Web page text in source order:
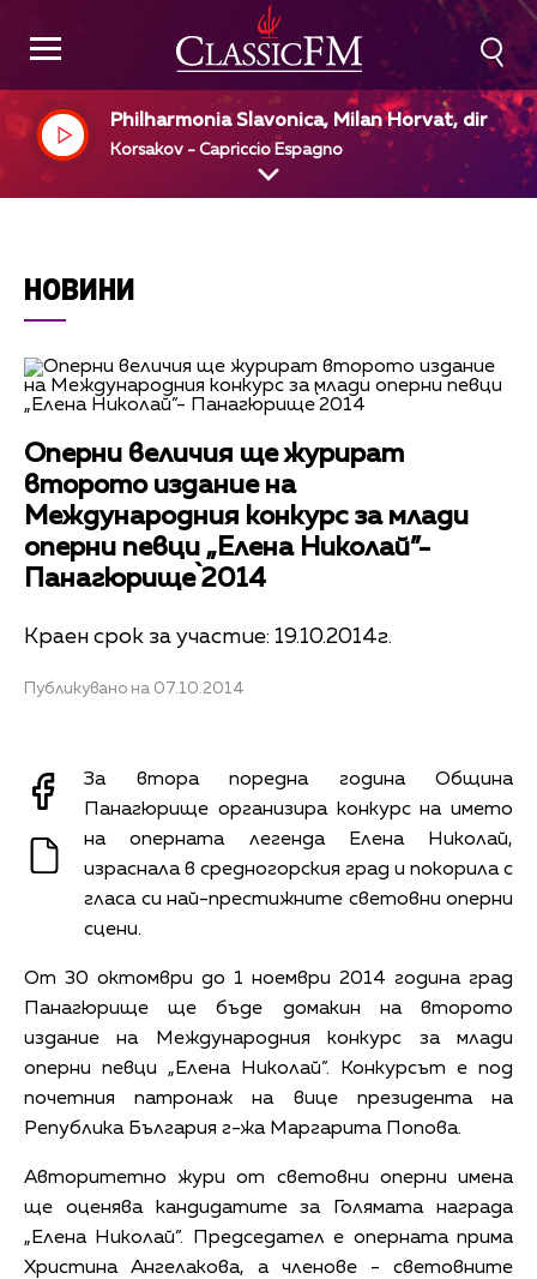
Philharmonia Slavonica, Milan Horvat, dir
Korsakov - Capriccio Espagno
НОВИНИ
Оперни величия ще журират
второто издание на
Международния конкурс за млади
оперни певци „Елена Николай”-
Панагюрище`2014
Краен срок за участие: 19.10.2014г.
Публикувано на 07.10.2014
За втора поредна година Община
Панагюрище организира конкурс на името
на оперната легенда Елена Николай,
израснала в средногорския град и покорила с
гласа си най-престижните световни оперни
сцени.
От 30 октомври до 1 ноември 2014 година град
Панагюрище ще бъде домакин на второто
издание на Международния конкурс за млади
оперни певци „Елена Николай”. Конкурсът е под
почетния патронаж на вице президента на
Република България г-жа Маргарита Попова.
Авторитетно жури от световни оперни имена
ще оценява кандидатите за Голямата награда
„Елена Николай”. Председател е оперната прима
Христина Ангелакова, а членове - световните